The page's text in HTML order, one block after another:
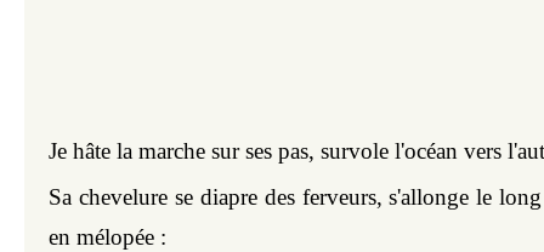
Je hâte la marche sur ses pas, survole l'océan vers
Sa chevelure se diapre des ferveurs, s'allonge le long
en mélopée :